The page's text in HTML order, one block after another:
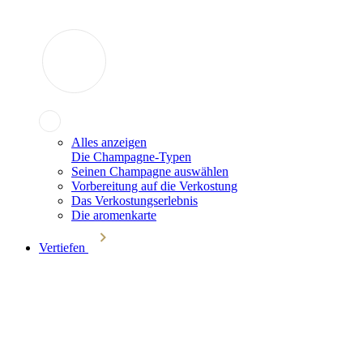
Alles anzeigen
Die Champagne-Typen
Seinen Champagne auswählen
Vorbereitung auf die Verkostung
Das Verkostungserlebnis
Die aromenkarte
Vertiefen